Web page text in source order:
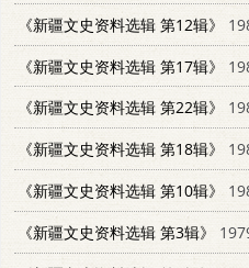
《新疆文史资料选辑 第12辑》
《新疆文史资料选辑 第17辑》
《新疆文史资料选辑 第22辑》
《新疆文史资料选辑 第18辑》
《新疆文史资料选辑 第10辑》
《新疆文史资料选辑 第3辑》